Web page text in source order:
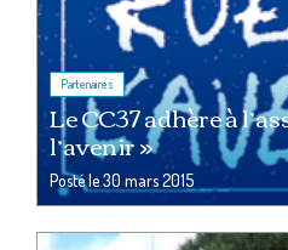
Partenaires
Le CC37 adhère à
l’avenir »
Posté le30 mars 2015